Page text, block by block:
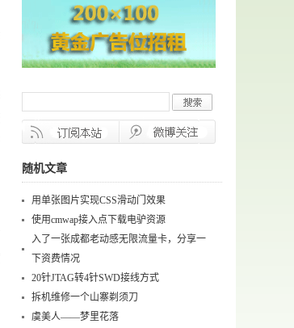
随机文章
用单张图片实现CSS滑动门效果
使用cmwap接入点下载电驴资源
入了一张成都老动感无限流量卡，分享一
下资费情况
20针JTAG转4针SWD接线方式
拆机维修一个山寨剃须刀
虞美人——梦里花落